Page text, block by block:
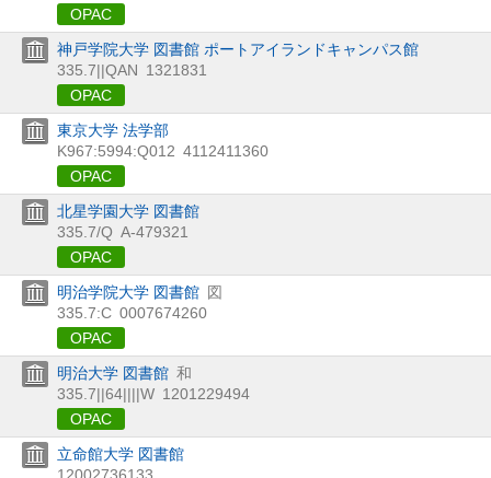
OPAC
神戸学院大学 図書館 ポートアイランドキャンパス館
335.7||QAN 1321831
OPAC
東京大学 法学部
K967:5994:Q012 4112411360
OPAC
北星学園大学 図書館
335.7/Q A-479321
OPAC
明治学院大学 図書館 図
335.7:C 0007674260
OPAC
明治大学 図書館 和
335.7||64||||W 1201229494
OPAC
立命館大学 図書館
12002736133